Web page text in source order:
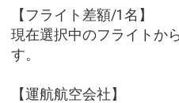
【フライト差額/1名】
現在選択中のフライトか
す。
【運航航空会社】